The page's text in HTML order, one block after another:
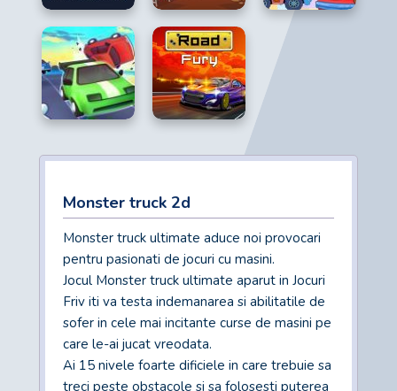
Monster truck 2d
Monster truck ultimate aduce noi provocari
pentru pasionati de jocuri cu masini.
Jocul Monster truck ultimate aparut in Jocuri
Friv iti va testa indemanarea si abilitatile de
sofer in cele mai incitante curse de masini pe
care le-ai jucat vreodata.
Ai 15 nivele foarte dificiele in care trebuie sa
treci peste obstacole si sa folosesti puterea